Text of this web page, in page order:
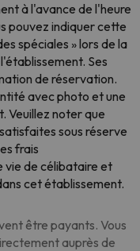
à l'avance de l'heure
pouvez indiquer cette
spéciales » lors de la
Ses
de réservation.
avec photo et une
Veuillez noter que
sous réserve
frais
vie de célibataire et
cet établissement.
être payants. Vous
auprès de